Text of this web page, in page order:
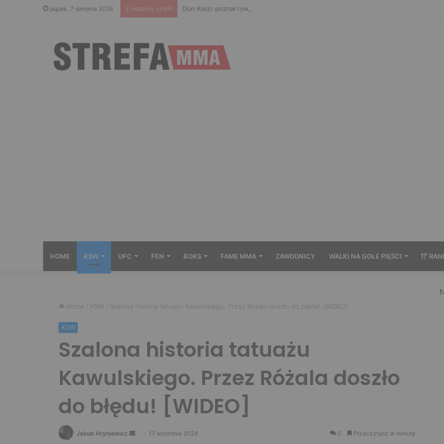
piątek, 7 sierpnia 2026 Z ostatniej chwili Don Kasjo poznał rywala na FAME 32. Bartosz Szachta przeciwnikiem Króla
HOME KSW UFC FEN BOKS FAME MMA ZAWODNICY WALKI NA GOŁE PIĘŚCI
Home / KSW / Szalona historia tatuażu Kawulskiego. Przez Różala doszło do błędu! [WIDEO]
KSW
Szalona historia tatuażu
Kawulskiego. Przez Różala doszło
do błędu! [WIDEO]
Jakub Hryniewicz
Send 17 września 2024 0 Przeczytasz w minutę